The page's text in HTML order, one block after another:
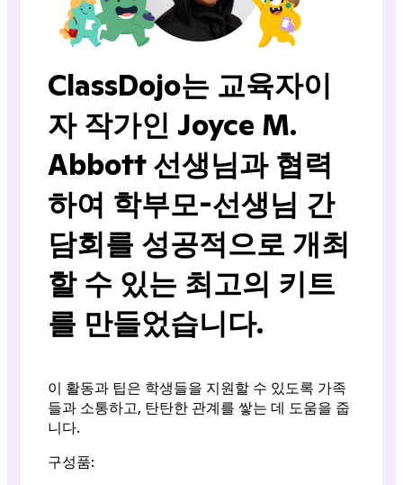
ClassDojo는 교육자이
자 작가인 Joyce M.
Abbott 선생님과 협력
하여 학부모-선생님 간
담회를 성공적으로 개최
할 수 있는 최고의 키트
를 만들었습니다.
이 활동과 팁은 학생들을 지원할 수 있도록 가족
들과 소통하고, 탄탄한 관계를 쌓는 데 도움을 줍
니다.
구성품: